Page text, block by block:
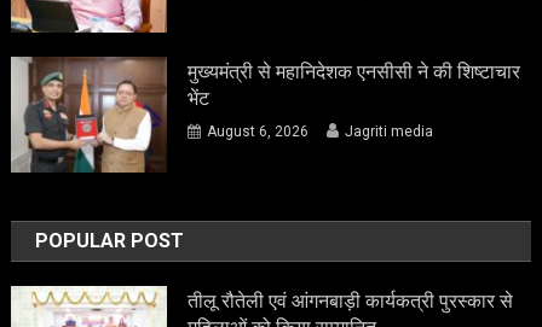
मुख्यमंत्री से महानिदेशक एनसीसी ने की शिष्टाचार
भेंट
August 6, 2026 Jagriti media
POPULAR POST
तीलू रौतेली एवं आंगनबाड़ी कार्यकत्री पुरस्कार से